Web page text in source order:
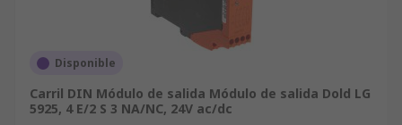
Disponible
Carril DIN Módulo de salida Módulo de salida Dold LG
5925, 4 E/2 S 3 NA/NC, 24V ac/dc